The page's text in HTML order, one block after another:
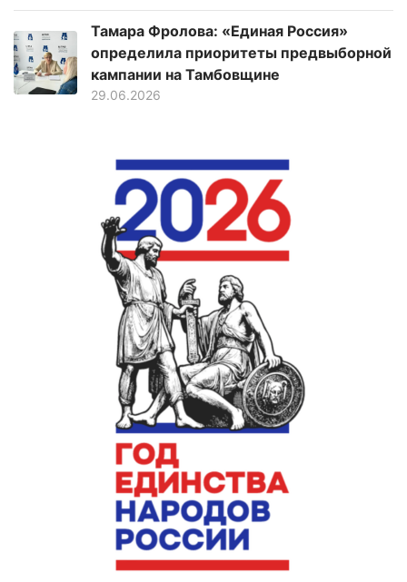
Тамара Фролова: «Единая Россия»
определила приоритеты предвыборной
кампании на Тамбовщине
29.06.2026